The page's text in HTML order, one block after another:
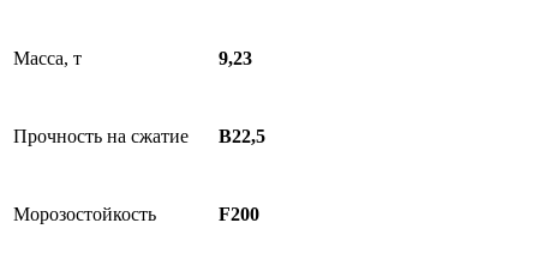
Масса, т 9,23
Прочность на сжатие B22,5
Морозостойкость F200